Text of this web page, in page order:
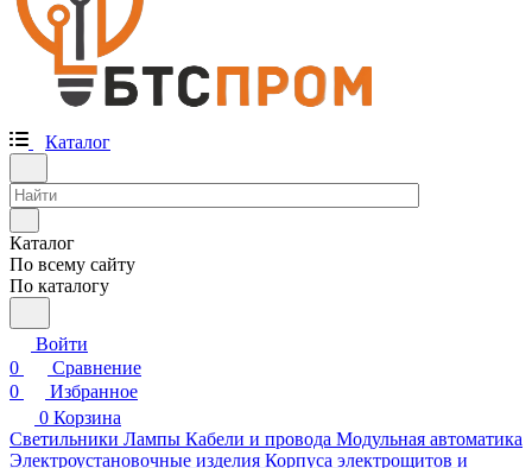
Каталог
Каталог
По всему сайту
По каталогу
Войти
0
Сравнение
0
Избранное
0 Корзина
Светильники Лампы Кабели и провода Модульная автоматика
Электроустановочные изделия Корпуса электрощитов и